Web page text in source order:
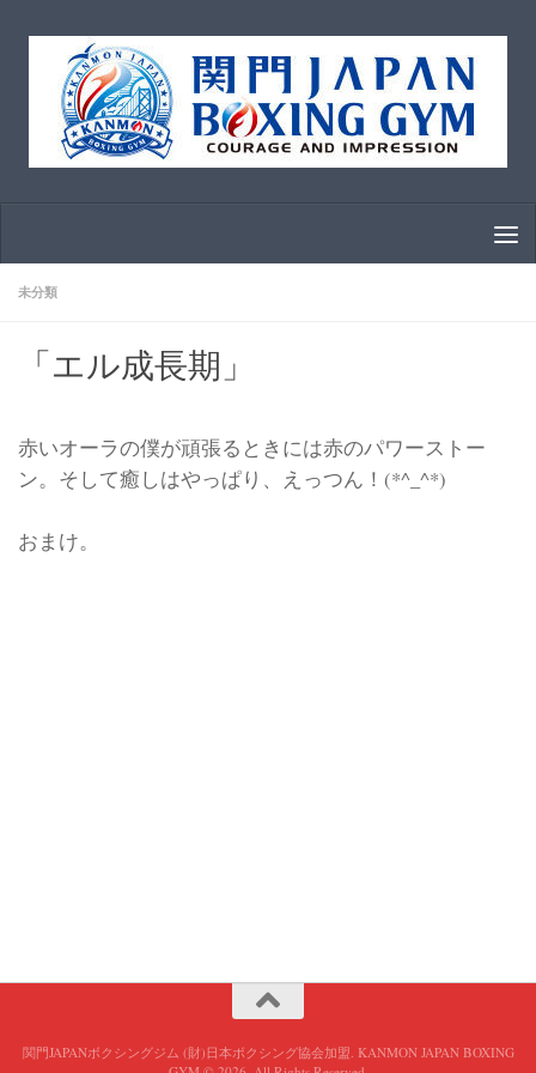
コンテンツへスキップ
未分類
「エル成長期」
赤いオーラの僕が頑張るときには赤のパワーストー
ン。そして癒しはやっぱり、えっつん！(*^_^*)
おまけ。
関門JAPANボクシングジム (財)日本ボクシング協会加盟. KANMON JAPAN BOXING